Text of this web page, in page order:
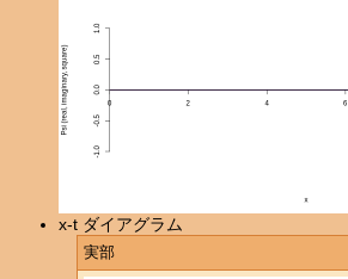
x-t ダイアグラム
実部